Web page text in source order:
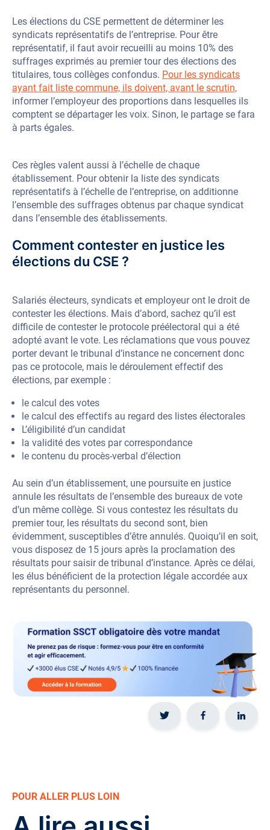
Les élections du CSE permettent de déterminer les
syndicats représentatifs de l’entreprise. Pour être
représentatif, il faut avoir recueilli au moins 10% des
suffrages exprimés au premier tour des élections des
titulaires, tous collèges confondus. Pour les syndicats
ayant fait liste commune, ils doivent, avant le scrutin,
informer l’employeur des proportions dans lesquelles ils
comptent se départager les voix. Sinon, le partage se fara
à parts égales.
Ces règles valent aussi à l’échelle de chaque
établissement. Pour obtenir la liste des syndicats
représentatifs à l’échelle de l’entreprise, on additionne
l’ensemble des suffrages obtenus par chaque syndicat
dans l’ensemble des établissements.
Comment contester en justice les
élections du CSE ?
Salariés électeurs, syndicats et employeur ont le droit de
contester les élections. Mais d’abord, sachez qu’il est
difficile de contester le protocole préélectoral qui a été
adopté avant le vote. Les réclamations que vous pouvez
porter devant le tribunal d’instance ne concernent donc
pas ce protocole, mais le déroulement effectif des
élections, par exemple :
le calcul des votes
le calcul des effectifs au regard des listes électorales
L’éligibilité d’un candidat
la validité des votes par correspondance
le contenu du procès-verbal d’élection
Au sein d’un établissement, une poursuite en justice
annule les résultats de l’ensemble des bureaux de vote
d’un même collège. Si vous contestez les résultats du
premier tour, les résultats du second sont, bien
évidemment, susceptibles d’être annulés. Quoiqu’il en soit,
vous disposez de 15 jours après la proclamation des
résultats pour saisir de tribunal d’instance. Après ce délai,
les élus bénéficient de la protection légale accordée aux
représentants du personnel.
POUR ALLER PLUS LOIN